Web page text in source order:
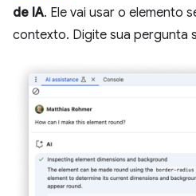
de IA. Ele vai usar o elemento
contexto. Digite sua pergunta